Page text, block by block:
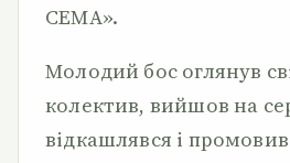
СЕМА».
Молодий бос оглянув
колектив, вийшов на
відкашлявся і